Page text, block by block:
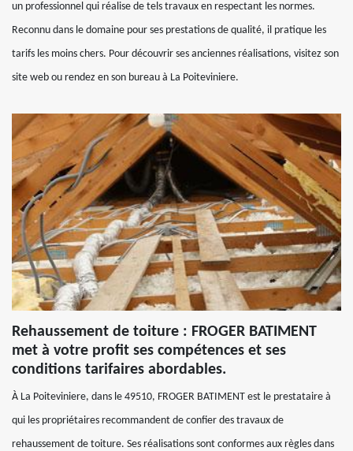
un professionnel qui réalise de tels travaux en respectant les normes.
Reconnu dans le domaine pour ses prestations de qualité, il pratique les
tarifs les moins chers. Pour découvrir ses anciennes réalisations, visitez son
site web ou rendez en son bureau à La Poiteviniere.
Rehaussement de toiture : FROGER BATIMENT
met à votre profit ses compétences et ses
conditions tarifaires abordables.
À La Poiteviniere, dans le 49510, FROGER BATIMENT est le prestataire à
qui les propriétaires recommandent de confier des travaux de
rehaussement de toiture. Ses réalisations sont conformes aux règles dans